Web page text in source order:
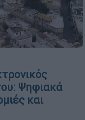
Ψηφιακά
και